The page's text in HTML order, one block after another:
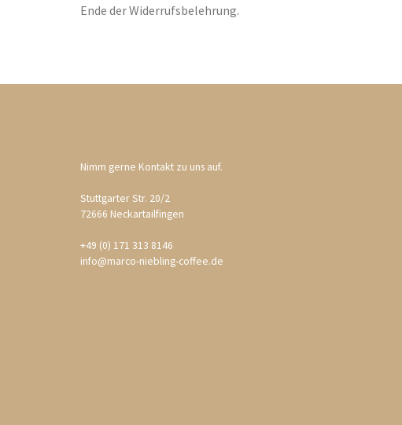
Ende der Widerrufsbelehrung.
Nimm gerne Kontakt zu uns auf.
Stuttgarter Str. 20/2
72666 Neckartailfingen
+49 (0) 171 313 8146
info@marco-niebling-coffee.de